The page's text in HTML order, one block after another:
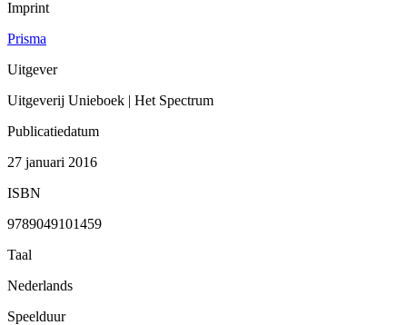
Imprint
Prisma
Uitgever
Uitgeverij Unieboek | Het Spectrum
Publicatiedatum
27 januari 2016
ISBN
9789049101459
Taal
Nederlands
Speelduur